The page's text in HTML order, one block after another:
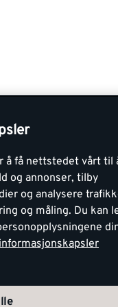
å få nettstedet vårt til
og annonser, tilby
og analysere
og måling. Du kan